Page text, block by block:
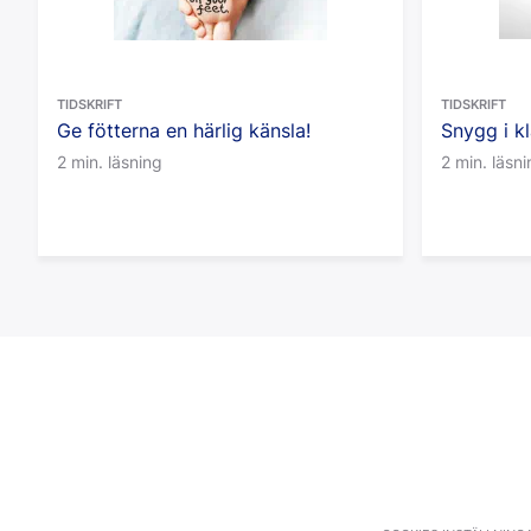
TIDSKRIFT
Ge fötterna en härlig känsla!
2 min. läsning
TIDSKRIFT
Snygg i
2 min.